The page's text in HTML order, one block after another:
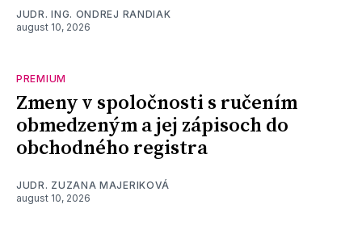
JUDR. ING. ONDREJ RANDIAK
august 10, 2026
PREMIUM
Zmeny v spoločnosti s ručením
obmedzeným a jej zápisoch do
obchodného registra
JUDR. ZUZANA MAJERIKOVÁ
august 10, 2026